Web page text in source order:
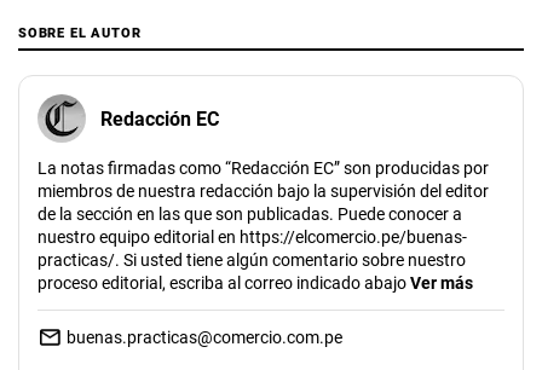
SOBRE EL AUTOR
Redacción EC
La notas firmadas como “Redacción EC” son producidas por
miembros de nuestra redacción bajo la supervisión del editor
de la sección en las que son publicadas. Puede conocer a
nuestro equipo editorial en https://elcomercio.pe/buenas-
practicas/. Si usted tiene algún comentario sobre nuestro
proceso editorial, escriba al correo indicado abajoVer más
buenas.practicas@comercio.com.pe